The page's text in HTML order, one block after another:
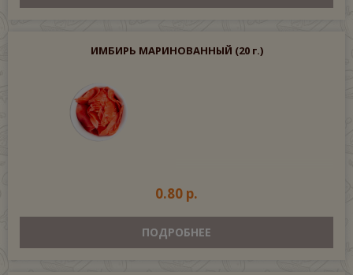
ИМБИРЬ МАРИНОВАННЫЙ (20 г.)
0.80 р.
ПОДРОБНЕЕ